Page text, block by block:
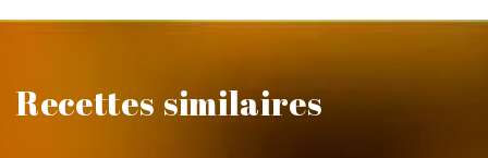
Recettes similaires